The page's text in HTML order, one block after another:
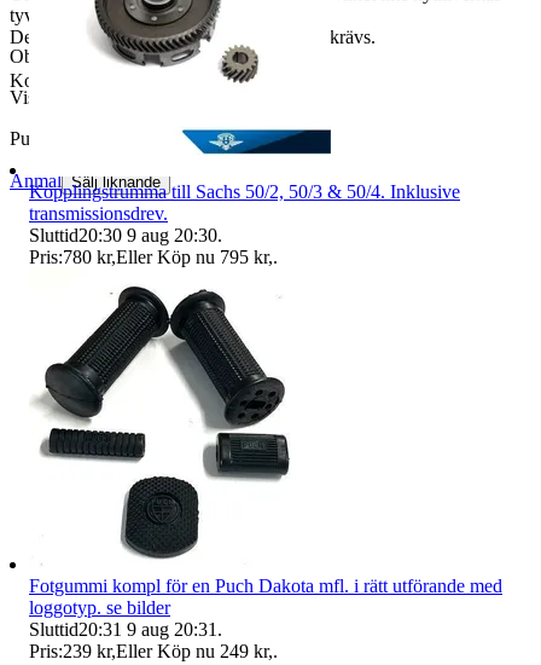
tyvärr.
Denna är enkelt att korta av om ett sådant krävs.
Kolla även in på våra övriga auktioner
Objektnr
739 877 832
Visningar
Publicerad
10 jul 08:49
Anmäl Sälj liknande
Kopplingstrumma till Sachs 50/2, 50/3 & 50/4. Inklusive
transmissionsdrev.
Sluttid20:30 9 aug 20:30.
Pris:780 kr,Eller Köp nu 795 kr,.
Fotgummi kompl för en Puch Dakota mfl. i rätt utförande med
loggotyp. se bilder
Sluttid20:31 9 aug 20:31 .
Pris:239 kr,Eller Köp nu 249 kr,.